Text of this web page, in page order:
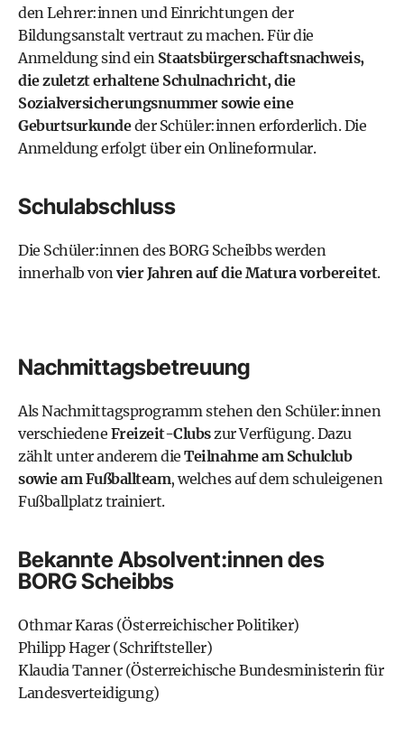
den Lehrer:innen und Einrichtungen der
Bildungsanstalt vertraut zu machen. Für die
Anmeldung sind ein Staatsbürgerschaftsnachweis,
die zuletzt erhaltene Schulnachricht, die
Sozialversicherungsnummer sowie eine
Geburtsurkundeder Schüler:innen erforderlich.Die
Anmeldung erfolgt über ein Onlineformular.
Schulabschluss
Die Schüler:innen des BORG Scheibbs werden
innerhalb vonvier Jahren auf die Matura vorbereitet.
Nachmittagsbetreuung
Als Nachmittagsprogramm stehen den Schüler:innen
verschiedene Freizeit-Clubszur Verfügung. Dazu
zählt unter anderem die Teilnahme am Schulclub
sowie am Fußballteam, welches auf dem schuleigenen
Fußballplatz trainiert.
Bekannte Absolvent:innen des
BORG Scheibbs
Othmar Karas(Österreichischer Politiker)
Philipp Hager(Schriftsteller)
Klaudia Tanner (Österreichische Bundesministerin für
Landesverteidigung)